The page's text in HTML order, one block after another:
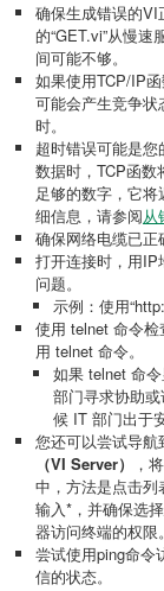
确保生成错误的VI
的“GET.vi”从慢
间可能不够。
如果使用TCP/IP
可能会产生竞争
时。
超时错误可能是
数据时，TCP函数
足够的数字，它
细信息，请参阅从
确保网络电缆已正
打开连接时，用IP
问题。
示例：使用
使用 telnet 命令
用 telnet 命令。
如果 telnet 命
部门寻求协助
候 IT 部门出于
您还可以尝试导航
（VI Server）
，
中，方法是点击列
输入*，并确保选择
器访问终端的权限。
尝试使用ping命令
信的状态。